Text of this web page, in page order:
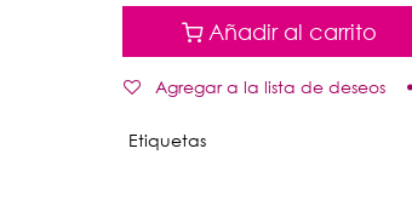
Añadir al carrito
Agregar a la lista de deseos
Etiquetas